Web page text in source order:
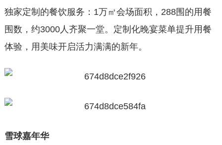
独家定制的餐饮服务：1万㎡会场面积，288围的用餐
围数，约3000人齐聚一堂。定制化晚宴菜单提升用餐
体验，用美味开启活力满满的新年。
雪球嘉年华